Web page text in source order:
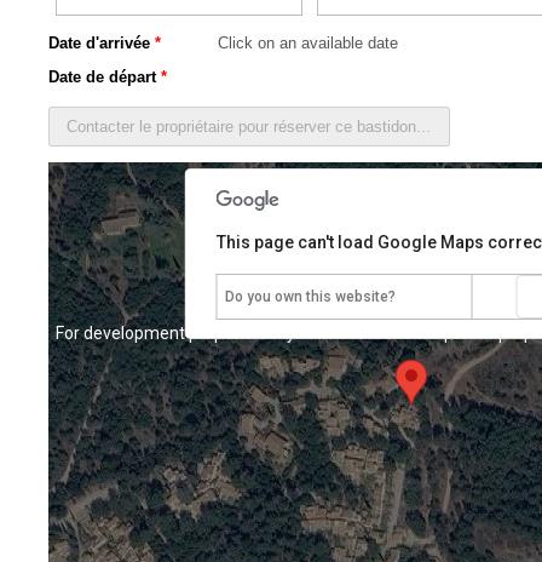
Date d'arrivée *
Date de départ *
For development purposes only
This page can't load Google Maps
Do you own this website?